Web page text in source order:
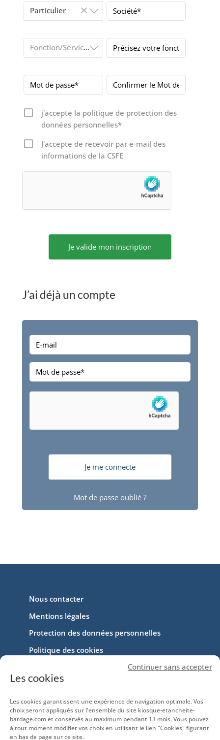
Les cookies
Les cookies garantissent une expérience de navigation optimale. Vos
choix seront appliqués sur l'ensemble du site kiosque-etancheite-
bardage.com et conservés au maximum pendant 13 mois. Vous pouvez
à tout moment modifier vos choix en utilisant le lien "Cookies" figurant
en bas de page sur ce site.
Continuer sans accepter
×
Particulier
Fonction/Service*
j'accepte la politique de protection des
données personnelles*
J'accepte de recevoir par e-mail des
informations de la CSFE
J’ai déjà un compte
Mot de passe oublié ?
Nous contacter
Mentions légales
Protection des données personnelles
Politique des cookies
Comment installer notre application